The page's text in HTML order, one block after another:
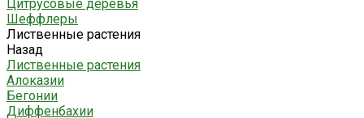
Цитрусовые деревья
Шеффлеры
Лиственные растения
Назад
Лиственные растения
Алоказии
Бегонии
Диффенбахии